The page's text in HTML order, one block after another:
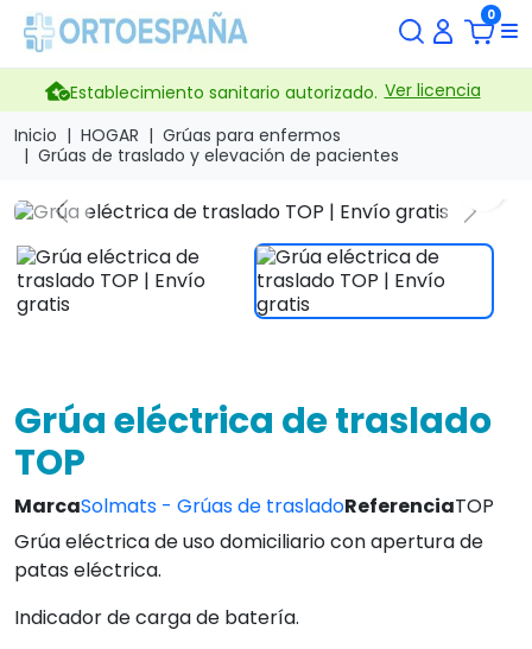
0
Establecimiento sanitario autorizado. Ver licencia
Inicio
HOGAR
Grúas para enfermos
Grúas de traslado y elevación de pacientes
Previous Next
Grúa eléctrica de traslado
TOP
MarcaSolmats - Grúas de trasladoReferenciaTOP
Grúa eléctrica de uso domiciliario con apertura de
patas eléctrica.
Indicador de carga de batería.